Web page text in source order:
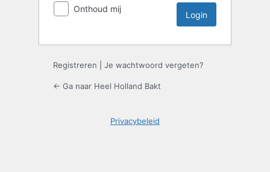
Onthoud mij
Registreren Je wachtwoord vergeten?
← Ga naar Heel Holland Bakt
Privacybeleid